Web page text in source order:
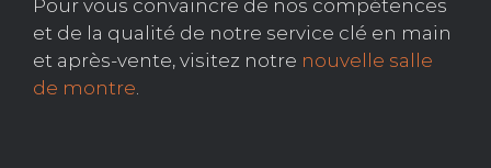
Pour vous convaincre de nos compétences
et de la qualité de notre service clé en main
et après-vente, visitez notre nouvelle salle
de montre.